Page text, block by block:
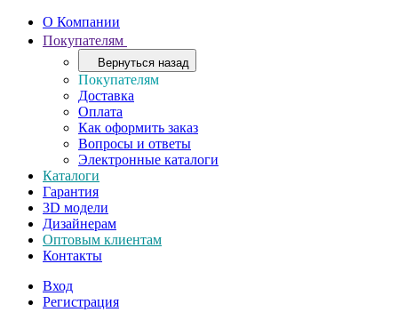
О Компании
Покупателям
Вернуться назад
Покупателям
Доставка
Оплата
Как оформить заказ
Вопросы и ответы
Электронные каталоги
Каталоги
Гарантия
3D модели
Дизайнерам
Оптовым клиентам
Контакты
Вход
Регистрация